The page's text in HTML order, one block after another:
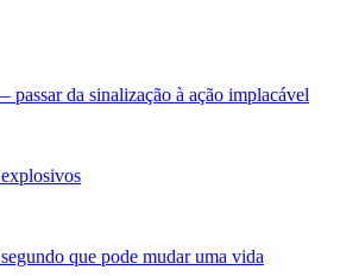
da sinalização à ação implacável
que pode mudar uma vida